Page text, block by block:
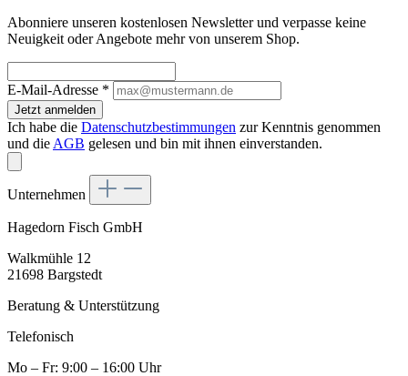
Abonniere unseren kostenlosen Newsletter und verpasse keine
Neuigkeit oder Angebote mehr von unserem Shop.
E-Mail-Adresse *
Jetzt anmelden
Ich habe die Datenschutzbestimmungen zur Kenntnis genommen
und die AGB gelesen und bin mit ihnen einverstanden.
Unternehmen
Hagedorn Fisch GmbH
Walkmühle 12
21698 Bargstedt
Beratung & Unterstützung
Telefonisch
Mo – Fr: 9:00 – 16:00 Uhr